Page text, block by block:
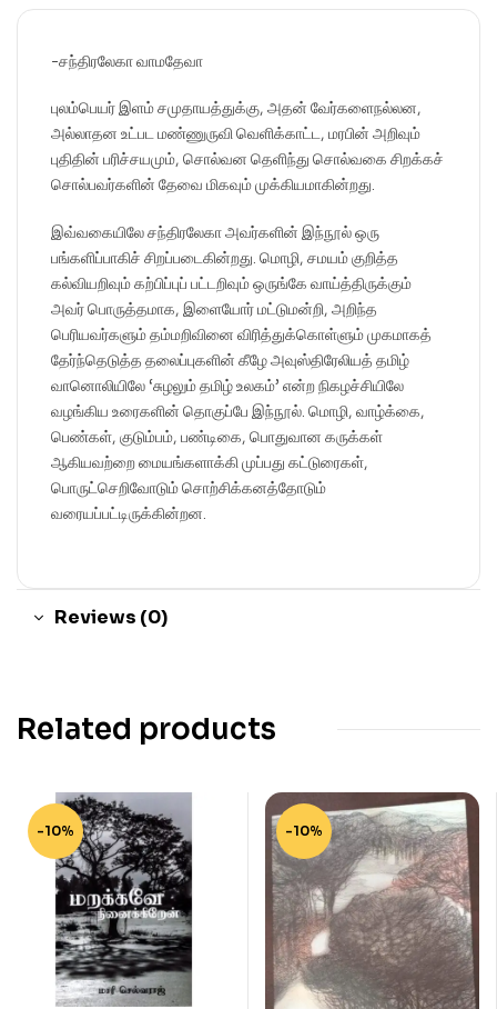
-சந்திரலேகா வாமதேவா
புலம்பெயர் இளம் சமுதாயத்துக்கு, அதன் வேர்களைநல்லன,
அல்லாதன உட்பட மண்ணுருவி வெளிக்காட்ட, மரபின் அறிவும்
புதிதின் பரிச்சயமும், சொல்வன தெளிந்து சொல்வகை சிறக்கச்
சொல்பவர்களின் தேவை மிகவும் முக்கியமாகின்றது.
இவ்வகையிலே சந்திரலேகா அவர்களின் இந்நூல் ஒரு
பங்களிப்பாகிச் சிறப்படைகின்றது. மொழி, சமயம் குறித்த
கல்வியறிவும் கற்பிப்புப் பட்டறிவும் ஒருங்கே வாய்த்திருக்கும்
அவர் பொருத்தமாக, இளையோர் மட்டுமன்றி, அறிந்த
பெரியவர்களும் தம்மறிவினை விரித்துக்கொள்ளும் முகமாகத்
தேர்ந்தெடுத்த தலைப்புகளின் கீழே அவுஸ்திரேலியத் தமிழ்
வானொலியிலே ‘சுழலும் தமிழ் உலகம்’ என்ற நிகழச்சியிலே
வழங்கிய உரைகளின் தொகுப்பே இந்நூல். மொழி, வாழ்க்கை,
பெண்கள், குடும்பம், பண்டிகை, பொதுவான கருக்கள்
ஆகியவற்றை மையங்களாக்கி முப்பது கட்டுரைகள்,
பொருட்செறிவோடும் சொற்சிக்கனத்தோடும்
வரையப்பட்டிருக்கின்றன.
Reviews (0)
Related products
-10% -10%